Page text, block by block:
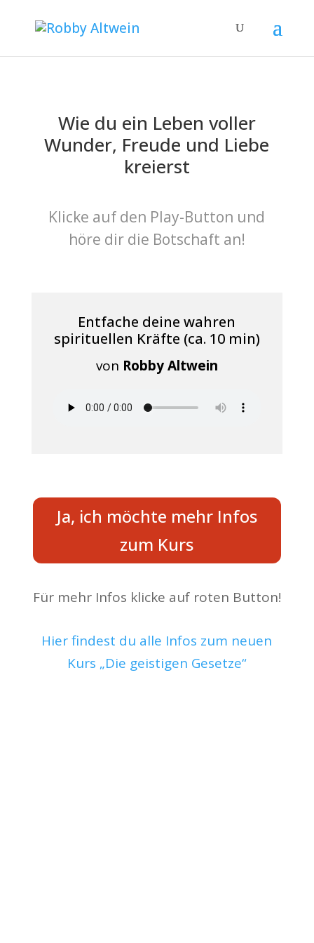
Wie du ein Leben voller
Wunder, Freude und Liebe
kreierst
Klicke auf den Play-Button und
höre dir die Botschaft an!
Entfache deine wahren
spirituellen Kräfte (ca. 10 min)
von Robby Altwein
Ja, ich möchte mehr Infos
zum Kurs
Für mehr Infos klicke auf roten Button!
Hier findest du alle Infos zum neuen
Kurs „Die geistigen Gesetze“